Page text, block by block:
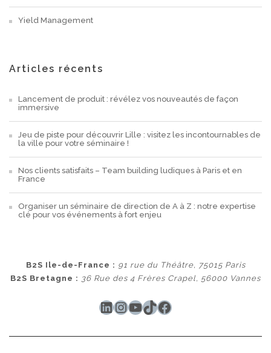
Yield Management
Articles récents
Lancement de produit : révélez vos nouveautés de façon
immersive
Jeu de piste pour découvrir Lille : visitez les incontournables de
la ville pour votre séminaire !
Nos clients satisfaits – Team building ludiques à Paris et en
France
Organiser un séminaire de direction de A à Z : notre expertise
clé pour vos événements à fort enjeu
B2S Ile-de-France : 91 rue du Théâtre, 75015 Paris
B2S Bretagne : 36 Rue des 4 Frères Crapel, 56000 Vannes
LinkedIn
Instagram
YouTube
TikTok
Facebook